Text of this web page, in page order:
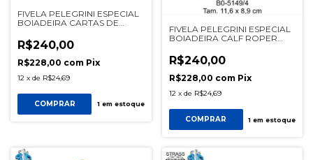
FIVELA PELEGRINI ESPECIAL
BOIADEIRA CARTAS DE
122403-B
R$240,00
R$228,00 com Pix
12 x de R$24,69
COMPRAR 1em estoque
FIVELA PELEGRINI ESPECIAL
BOIADEIRA CALF ROPER
R$240,00
R$228,00 com Pix
12 x de R$24,69
COMPRAR 1 em estoque